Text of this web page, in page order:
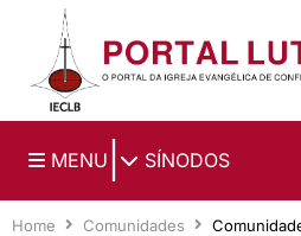
Ir para o conteúdo principal
MENU SÍNODOS
Home Comunidades